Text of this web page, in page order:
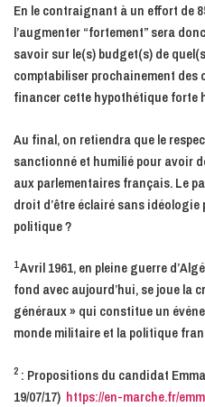
En le contraignant à un effort de
l’augmenter “fortement” sera
savoir sur le(s) budget(s) de
comptabiliser prochainement des
financer cette hypothétique forte
Au final, on retiendra que le
sanctionné et humilié pour avoir
aux parlementaires français. Le
droit d’être éclairé sans
politique ?
1Avril 1961, en pleine guerre
fond avec aujourd’hui, se joue la
généraux » qui constitue un
monde militaire et la politique
2 : Propositions du candidat
19/07/17) https://en-marche.fr/